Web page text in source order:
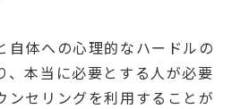
自体への心理的なハードルの
、本当に必要とする人が必要
ンセリングを利用することが